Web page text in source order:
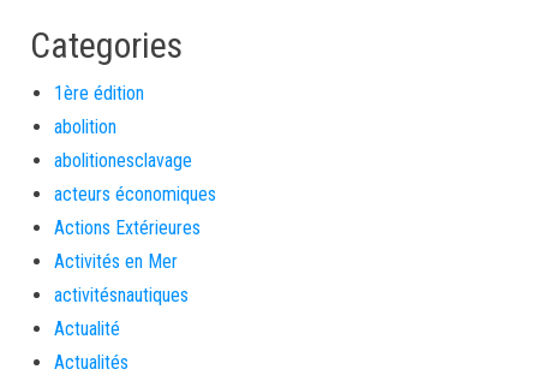
Categories
1ère édition
abolition
abolitionesclavage
acteurs économiques
Actions Extérieures
Activités en Mer
activitésnautiques
Actualité
Actualités